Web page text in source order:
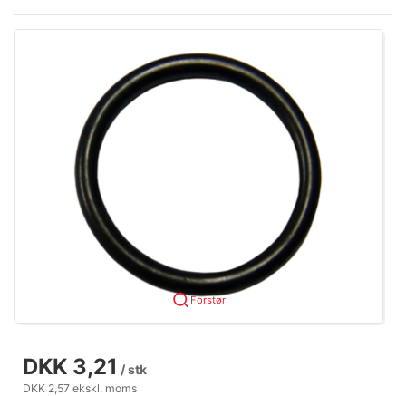
Forstør
DKK 3,21 / stk
DKK 2,57 ekskl. moms